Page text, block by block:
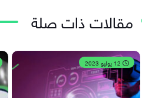
مقالات ذات صلة